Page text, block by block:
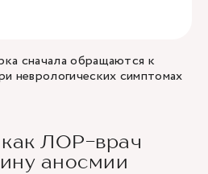
сначала обращаются к
неврологических симптомах
ЛОР-врач
аносмии